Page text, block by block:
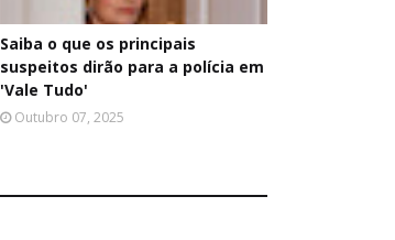
Saiba o que os principais
suspeitos dirão para a polícia em
'Vale Tudo'
Outubro 07, 2025